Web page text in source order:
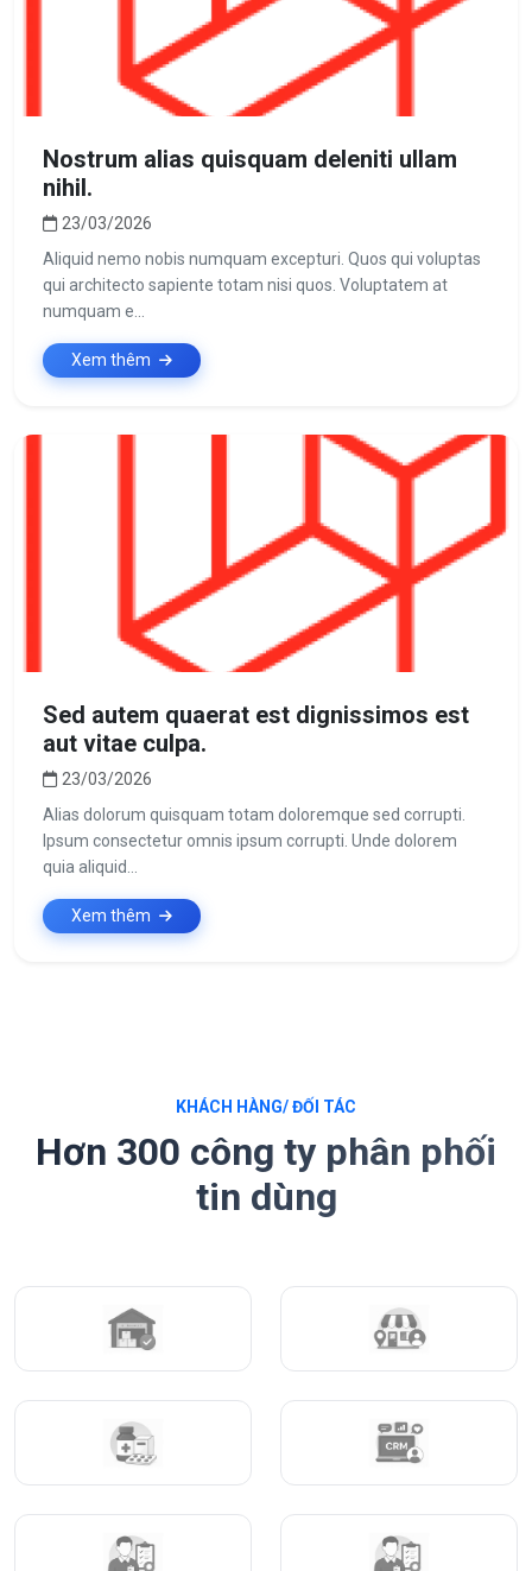
Nostrum alias quisquam deleniti ullam
nihil.
23/03/2026
Aliquid nemo nobis numquam excepturi. Quos qui voluptas
qui architecto sapiente totam nisi quos. Voluptatem at
numquam e...
Xem thêm
Sed autem quaerat est dignissimos est
aut vitae culpa.
23/03/2026
Alias dolorum quisquam totam doloremque sed corrupti.
Ipsum consectetur omnis ipsum corrupti. Unde dolorem
quia aliquid...
Xem thêm
KHÁCH HÀNG/ ĐỐI TÁC
Hơn 300 công ty phân phối
tin dùng